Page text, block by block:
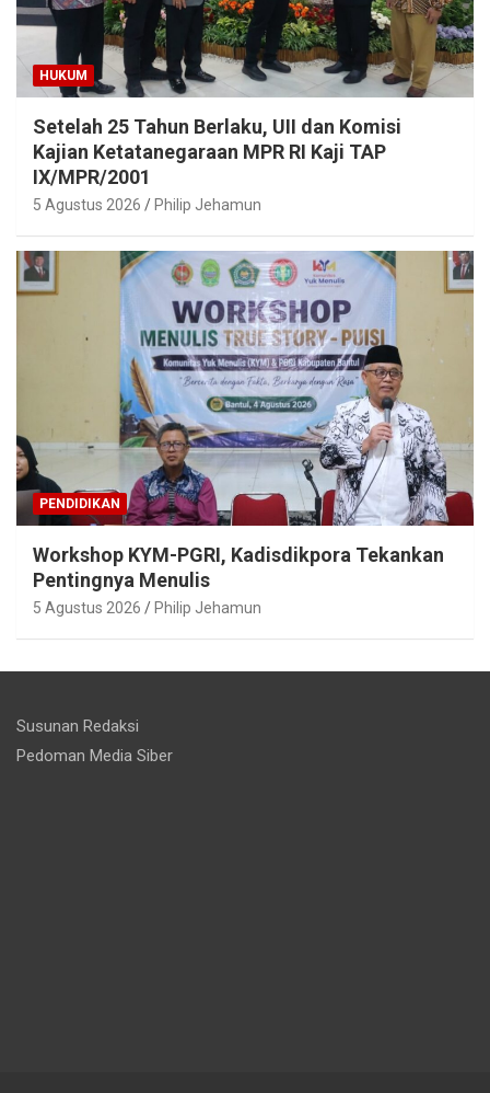
HUKUM
Setelah 25 Tahun Berlaku, UII dan Komisi
Kajian Ketatanegaraan MPR RI Kaji TAP
IX/MPR/2001
5 Agustus 2026 Philip Jehamun
PENDIDIKAN
Workshop KYM-PGRI, Kadisdikpora Tekankan
Pentingnya Menulis
5 Agustus 2026 Philip Jehamun
Susunan Redaksi
Pedoman Media Siber